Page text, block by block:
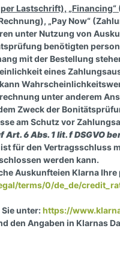
Lastschrift), „Financing“
„Pay Now“
unter Nutzung von
benötigten
mit der Bestellung
eines
unter anderem
Zweck der
am Schutz vor
6 Abs. 1 lit. f DSGVO
für den Vertragsschluss
werden kann.
Auskunfteien Klarna
terms/0/de_de/
unter:https://
den Angaben in Klarnas